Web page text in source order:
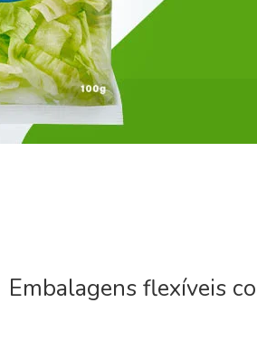
Embalagens flexíveis